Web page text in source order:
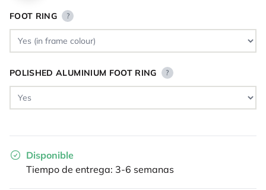
FOOT RING ?
POLISHED ALUMINIUM FOOT RING ?
Disponible
Tiempo de entrega: 3-6 semanas